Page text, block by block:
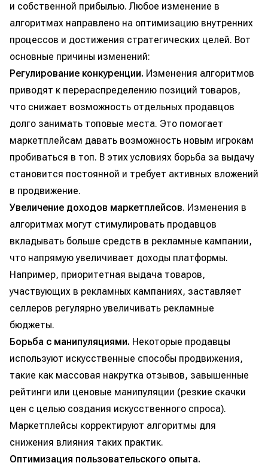
и собственной прибылью. Любое изменение в
алгоритмах направлено на оптимизацию внутренних
процессов и достижения стратегических целей. Вот
основные причины изменений:
Регулирование конкуренции. Изменения алгоритмов
приводят к перераспределению позиций товаров,
что снижает возможность отдельных продавцов
долго занимать топовые места. Это помогает
маркетплейсам давать возможность новым игрокам
пробиваться в топ. В этих условиях борьба за выдачу
становится постоянной и требует активных вложений
в продвижение.
Увеличение доходов маркетплейсов. Изменения в
алгоритмах могут стимулировать продавцов
вкладывать больше средств в рекламные кампании,
что напрямую увеличивает доходы платформы.
Например, приоритетная выдача товаров,
участвующих в рекламных кампаниях, заставляет
селлеров регулярно увеличивать рекламные
бюджеты.
Борьба с манипуляциями. Некоторые продавцы
используют искусственные способы продвижения,
такие как массовая накрутка отзывов, завышенные
рейтинги или ценовые манипуляции (резкие скачки
цен с целью создания искусственного спроса).
Маркетплейсы корректируют алгоритмы для
снижения влияния таких практик.
Оптимизация пользовательского опыта.